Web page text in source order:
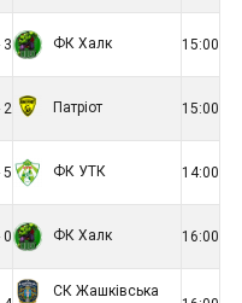
3 ФК Халк 15:00
2 Патріот 15:00
5 ФК УТК 14:00
0 ФК Халк 16:00
СК Жашківська